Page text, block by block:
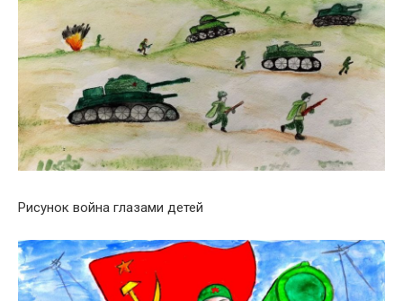
Рисунок война глазами детей